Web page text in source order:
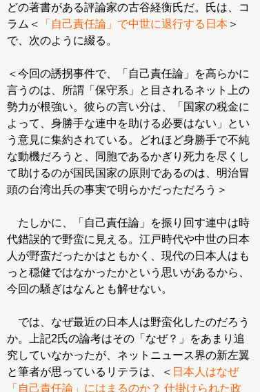
どの著書がある評論家の古谷経衡氏だ。氏は、コ
ラム＜
「自己責任論」で中世に退行する日本 ＞
で、次のように綴る。
＜今回の誘拐事件で、「自己責任論」を高らかに
言うのは、所謂「保守系」と目されるネット上の
勢力が根強い。彼らの言い分は、「国家の税金に
よって、身勝手な連中を助ける必要はない」とい
う意見に集約されている。どれほど身勝手で不純
な動機だろうと、同胞であるかぎり死力を尽くし
て助けるのが国民国家の原則であるのは、明治冒
頭の台湾出兵の事実で明らかだっただろう＞
たしかに、「自己責任論」を振り回す連中は時
代錯誤的で野蛮に見える。江戸時代や中世の日本
人が野蛮だったかはともかく、現代の日本人はも
っと穏健ではなかったかという思いがあるから、
今回の騒ぎはなんとも解せない。
では、なぜ最近の日本人は野蛮化したのだろう
か。上記2氏の論考はその「なぜ？」をあまり追
究していなかったが、ネットニュース界の新左翼
と筆者が思っているリテラは、＜ 日本人はなぜ
「自己責任論」にはまるのか？ 仕掛けられた政